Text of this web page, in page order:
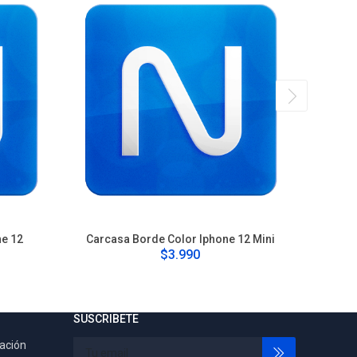
12 Carcasa Borde Color Iphone 12 Mini
$3.990
SUSCRIBETE